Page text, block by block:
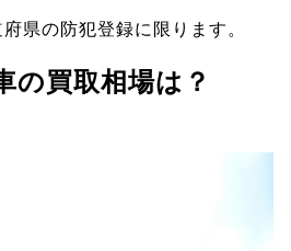
県の防犯登録に限ります。
の買取相場は？